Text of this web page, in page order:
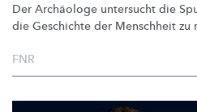
Der Archäologe untersucht die
die Geschichte der Menschheit zu
FNR